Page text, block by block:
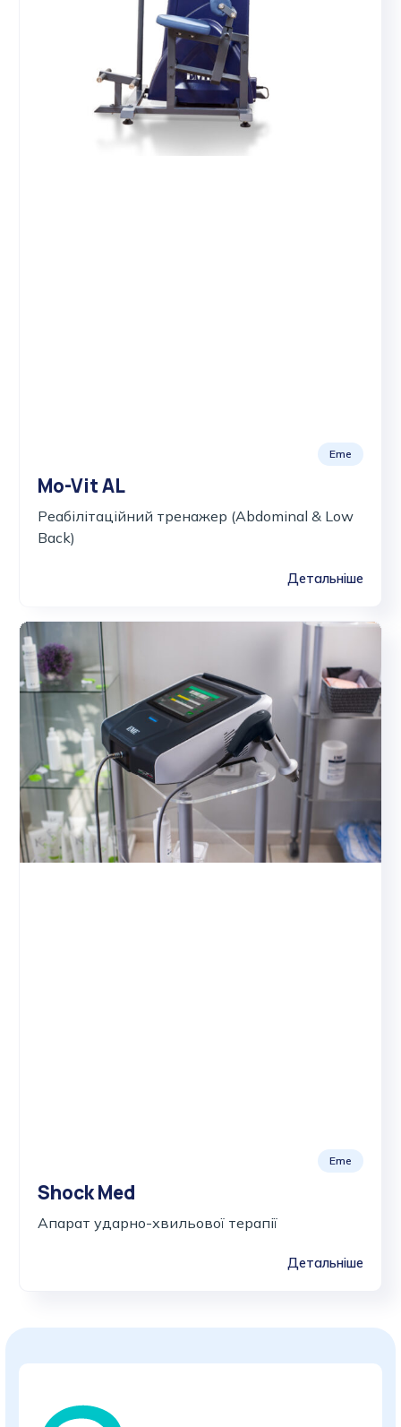
Eme
Mo-Vit AL
Реабілітаційний тренажер (Abdominal & Low
Back)
Детальніше
Eme
Shock Med
Апарат ударно-хвильової терапії
Детальніше